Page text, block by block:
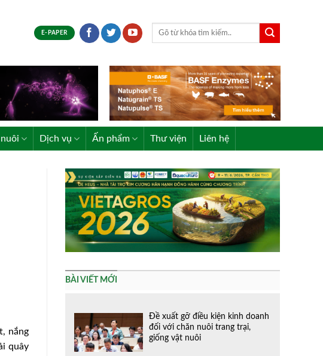
E-PAPER
Dịch vụ Ấn phẩm Thư viện Liên hệ
nắng
quây
BÀI VIẾT MỚI
Đề xuất gỡ điều kiện kinh doanh
đối với chăn nuôi trang trại,
giống vật nuôi